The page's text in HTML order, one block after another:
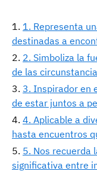
1. Representa
destinadas a
2. Simboliza la
de las
3. Inspirador en
de estar juntos a
4. Aplicable a
hasta encuentros
5. Nos recuerda
significativa entre